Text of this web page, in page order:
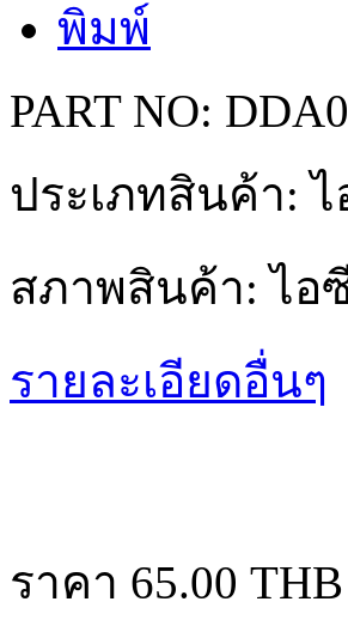
พิมพ์
PART NO:
ประเภทสินค้า:
สภาพสินค้า: ไอ
รายละเอียดอื่นๆ
ราคา 65.00 THB